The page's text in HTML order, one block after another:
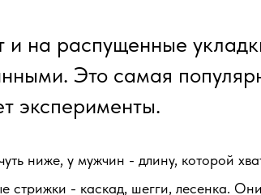
и на распущенные
Это самая
эксперименты.
ниже, у мужчин - длину, которой
- каскад, шегги, лесенка.